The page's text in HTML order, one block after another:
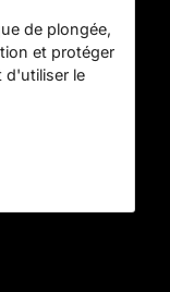
de plongée,
et protéger
d'utiliser le
débutants,
Marine
bars, la
(testé à 5
rechange.